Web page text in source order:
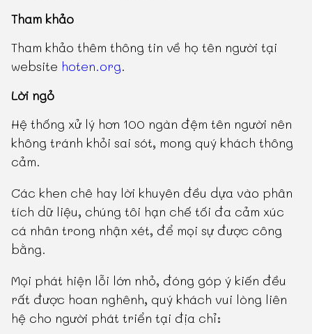
Tham khảo
Tham khảo thêm thông tin về họ tên người tại
website hoten.org.
Lời ngỏ
Hệ thống xử lý hơn 100 ngàn đệm tên người nên
không tránh khỏi sai sót, mong quý khách thông
cảm.
Các khen chê hay lời khuyên đều dựa vào phân
tích dữ liệu, chúng tôi hạn chế tối đa cảm xúc
cá nhân trong nhận xét, để mọi sự được công
bằng.
Mọi phát hiện lỗi lớn nhỏ, đóng góp ý kiến đều
rất được hoan nghênh, quý khách vui lòng liên
hệ cho người phát triển tại địa chỉ: